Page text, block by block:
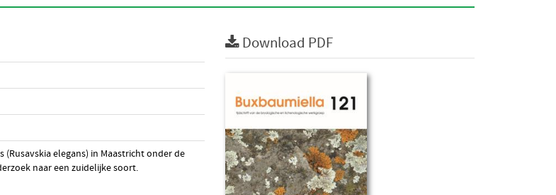
(Rusavskia elegans) in Maastricht onder de
naar een zuidelijke soort.
Download PDF